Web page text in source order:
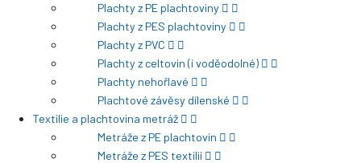
Plachty z PE plachtoviny
Plachty z PES plachtoviny
Plachty z PVC
Plachty z celtovin (i voděodolné)
Plachty nehořlavé
Plachtové závěsy dílenské
Textilie a plachtovina metráž
Metráže z PE plachtovin
Metráže z PES textilií